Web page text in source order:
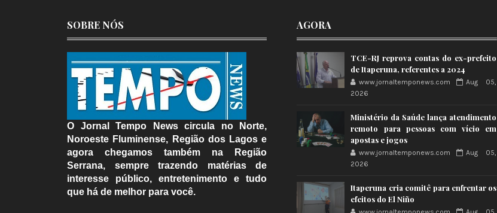
SOBRE NÓS
O Jornal Tempo News circula no Norte,
Noroeste Fluminense, Região dos Lagos e
agora chegamos também na Região
Serrana, sempre trazendo matérias de
interesse público, entretenimento e tudo
que há de melhor para você.
AGORA
TCE-RJ reprova contas do ex-prefeito
de Itaperuna, referentes a 2024
www.jornaltemponews.com
Aug 05,
2026
Ministério da Saúde lança atendimento
remoto para pessoas com vício em
apostas e jogos
www.jornaltemponews.com
Aug 05,
2026
Itaperuna cria comitê para enfrentar os
efeitos do El Niño